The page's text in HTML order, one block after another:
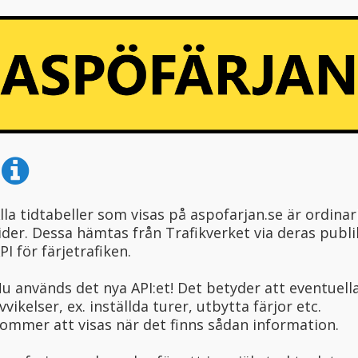
tidtabeller som visas på aspofarjan.se är
Dessa hämtas från Trafikverket via deras
för färjetrafiken.
används det nya API:et! Det betyder att
ex. inställda turer, utbytta färjor etc.
att visas när det finns sådan information.